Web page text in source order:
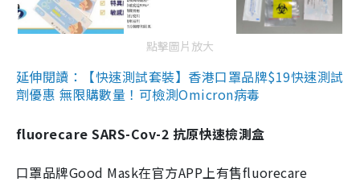
點擊圖片放大
延伸閱讀：【快速測試套裝】香港口罩品牌$19快速測試
劑優惠 無限購數量！可檢測Omicron病毒
fluorecare SARS-Cov-2 抗原快速檢測盒
口罩品牌Good Mask在官方APP上有售fluorecare